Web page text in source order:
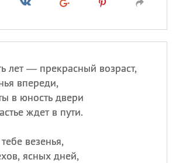
лет — прекрасный возраст,
впереди,
в юность двери
ждет в пути.
везенья,
ясных дней,